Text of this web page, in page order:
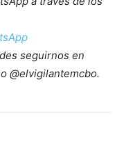
seguirnos en
@elvigilantemcbo.